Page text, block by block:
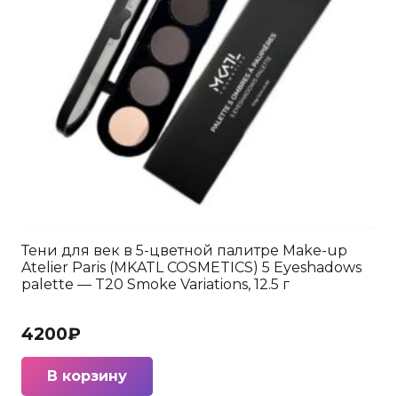
Тени для век в 5-цветной палитре Make-up
Atelier Paris (MKATL COSMETICS) 5 Eyeshadows
palette — T20 Smoke Variations, 12.5 г
4200₽
В корзину